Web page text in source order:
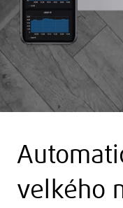
velkého